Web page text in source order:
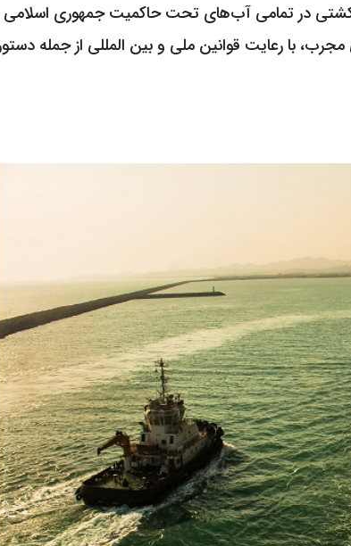
تمامی آب‌های تحت حاکمیت جمهوری اسلامی